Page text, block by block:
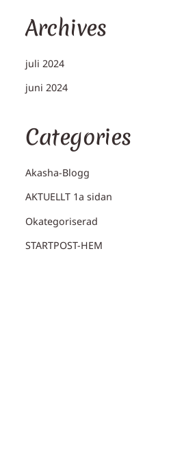
Archives
juli 2024
juni 2024
Categories
Akasha-Blogg
AKTUELLT 1a sidan
Okategoriserad
STARTPOST-HEM